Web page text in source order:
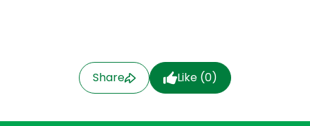
Share Like (0)